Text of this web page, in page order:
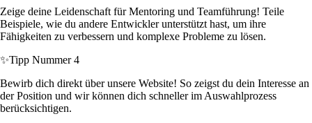
Zeige deine Leidenschaft für Mentoring und Teamführung! Teile
Beispiele, wie du andere Entwickler unterstützt hast, um ihre
Fähigkeiten zu verbessern und komplexe Probleme zu lösen.
✨Tipp Nummer 4
Bewirb dich direkt über unsere Website! So zeigst du dein Interesse an
der Position und wir können dich schneller im Auswahlprozess
berücksichtigen.